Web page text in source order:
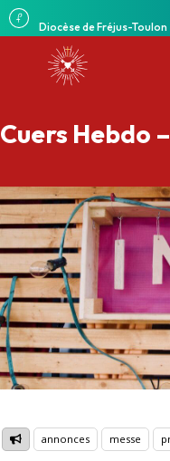
Diocèse de Fréjus-Toulon
Cuers Hebdo
annonces messe